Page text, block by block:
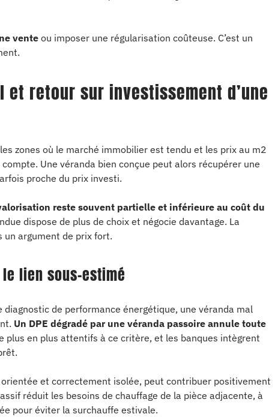
vente ou imposer une régularisation coûteuse. C’est un
retour sur investissement d’une
zones où le marché immobilier est tendu et les prix au m2
Une véranda bien conçue peut alors récupérer une
proche du prix investi.
reste souvent partielle et inférieure au coût du
dispose de plus de choix et négocie davantage. La
un argument de prix fort.
lien sous-estimé
de performance énergétique, une véranda mal
Un DPE dégradé par une véranda passoire annule toute
plus en plus attentifs à ce critère, et les banques intègrent
et correctement isolée, peut contribuer positivement
réduit les besoins de chauffage de la pièce adjacente, à
pour éviter la surchauffe estivale.